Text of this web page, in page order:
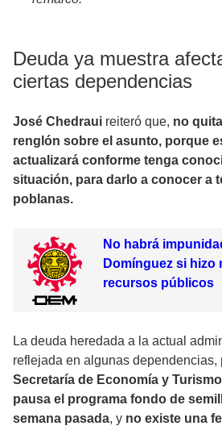
Deuda ya muestra
ciertas dependencias
José Chedraui reiteró que, no
renglón sobre el asunto, porque
actualizará conforme tenga con
situación, para darlo a conocer a
poblanas.
No habrá
Domínguez si hizo
recursos públicos
La deuda heredada a la actual
reflejada en algunas dependencias,
Secretaría de Economía y
pausa el programa fondo de
semana pasada, y no existe una